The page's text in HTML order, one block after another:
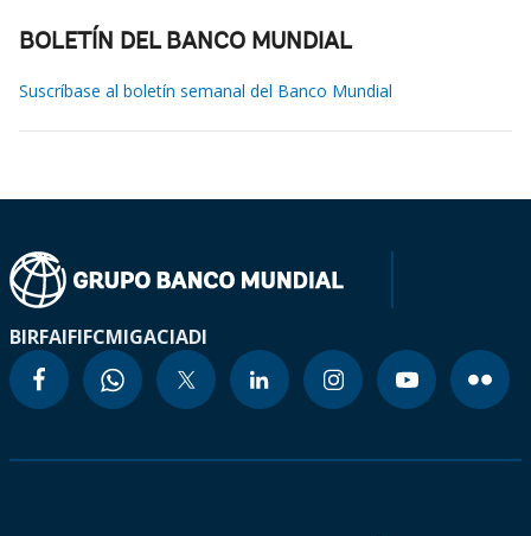
BOLETÍN DEL BANCO MUNDIAL
Suscríbase al boletín semanal del Banco Mundial
BIRFAIFIFCMIGACIADI